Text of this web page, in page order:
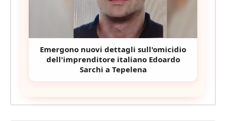
Emergono nuovi dettagli sull'omicidio
dell'imprenditore italiano Edoardo
Sarchi a Tepelena